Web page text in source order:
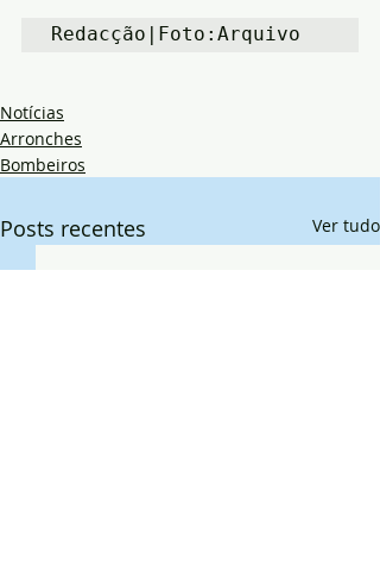
Redacção|Foto:Arquivo
Notícias
Arronches
Bombeiros
Posts recentes Ver tudo